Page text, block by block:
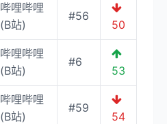
哔哩哔哩
(B站)
#56
50
哔哩哔哩
(B站)
#6
53
哔哩哔哩
(B站)
#59
54